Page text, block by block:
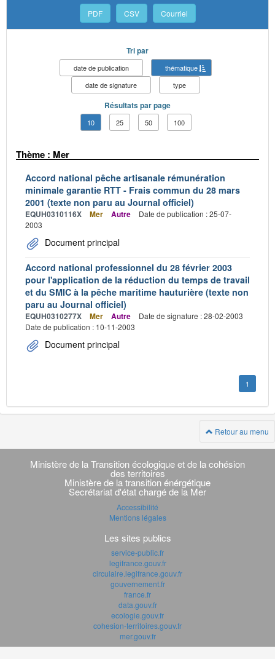
PDF CSV Courriel
Tri par
date de publication
thématique
date de signature
type
Résultats par page
10 25 50 100
Thème : Mer
Accord national pêche artisanale rémunération
minimale garantie RTT - Frais commun du 28 mars
2001 (texte non paru au Journal officiel)
EQUH0310116X Mer Autre
Date de publication : 25-07-
2003
Document principal
Accord national professionnel du 28 février 2003
pour l'application de la réduction du temps de travail
et du SMIC à la pêche maritime hauturière (texte non
paru au Journal officiel)
EQUH0310277X Mer Autre
Date de signature : 28-02-2003
Date de publication : 10-11-2003
Document principal
1
Retour au menu
Navigation
transverse
Ministère de la Transition écologique et de la cohésion
des territoires
Ministère de la transition énérgétique
Secrétariat d'état chargé de la Mer
Accessibilité
Mentions légales
Les sites publics
service-public.fr
legifrance.gouv.fr
circulaire.legifrance.gouv.fr
gouvernement.fr
france.fr
data.gouv.fr
ecologie.gouv.fr
cohesion-territoires.gouv.fr
mer.gouv.fr